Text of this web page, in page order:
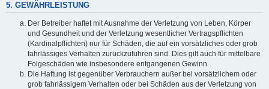
5. GEWÄHRLEISTUNG
Der Betreiber haftet mit Ausnahme der Verletzung von Leben, Körper
und Gesundheit und der Verletzung wesentlicher Vertragspflichten
(Kardinalpflichten) nur für Schäden, die auf ein vorsätzliches oder grob
fahrlässiges Verhalten zurückzuführen sind. Dies gilt auch für mittelbare
Folgeschäden wie insbesondere entgangenen Gewinn.
Die Haftung ist gegenüber Verbrauchern außer bei vorsätzlichem oder
grob fahrlässigem Verhalten oder bei Schäden aus der Verletzung von